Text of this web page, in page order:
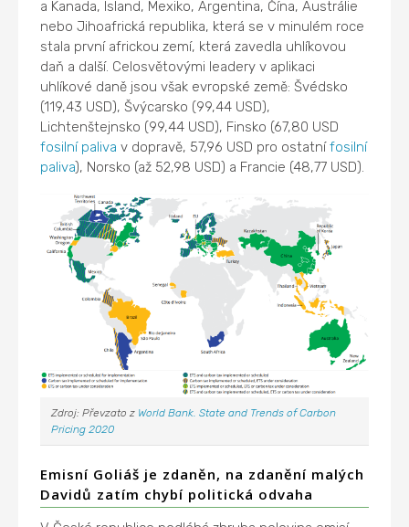
a Kanada, Island, Mexiko, Argentina, Čína, Austrálie
nebo Jihoafrická republika, která se v minulém roce
stala první africkou zemí, která zavedla uhlíkovou
daň a další. Celosvětovými leadery v aplikaci
uhlíkové daně jsou však evropské země: Švédsko
(119,43 USD), Švýcarsko (99,44 USD),
Lichtenštejnsko (99,44 USD), Finsko (67,80 USD
fosilní paliva v dopravě, 57,96 USD pro ostatnífosilní
paliva), Norsko (až 52,98 USD) a Francie (48,77 USD).
Zdroj: Převzato z World Bank. State and Trends of Carbon
Pricing 2020
Emisní Goliáš je zdaněn, na zdanění malých
Davidů zatím chybí politická odvaha